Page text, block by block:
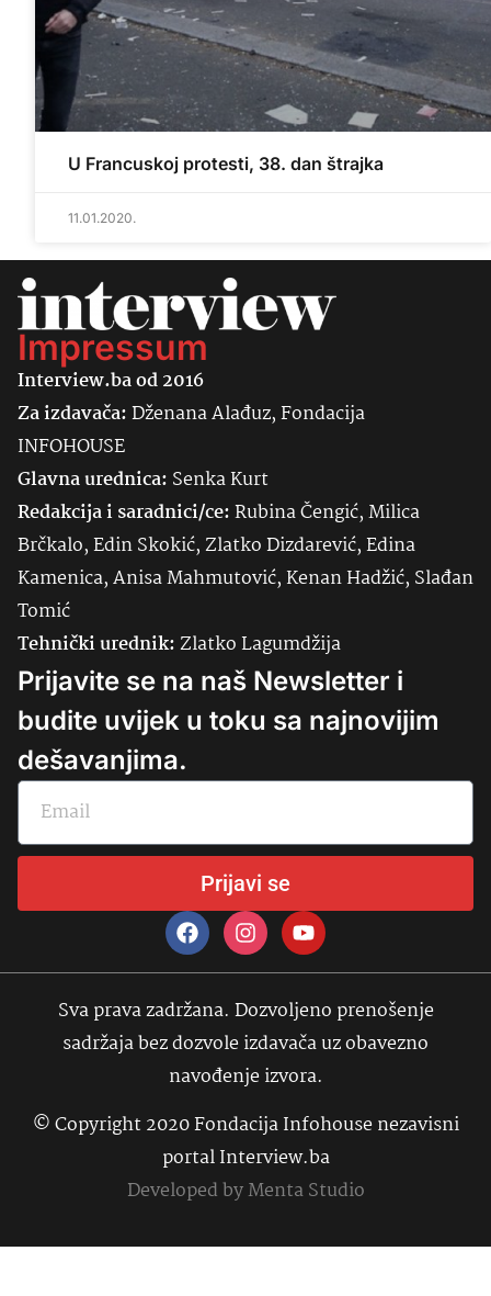
U Francuskoj protesti, 38. dan štrajka
11.01.2020.
Impressum
Interview.ba od 2016
Za izdavača:Dženana Alađuz, Fondacija
INFOHOUSE
Glavna urednica: SenkaKurt
Redakcija i saradnici/ce:Rubina Čengić, Milica
Brčkalo, Edin Skokić, Zlatko Dizdarević, Edina
Kamenica, Anisa Mahmutović, Kenan Hadžić, Slađan
Tomić
Tehnički urednik:Zlatko Lagumdžija
Prijavite se na naš Newsletter i
budite uvijek u toku sa najnovijim
dešavanjima.
Prijavi se
Sva prava zadržana. Dozvoljeno prenošenje
sadržaja bez dozvole izdavača uz obavezno
navođenje izvora.
© Copyright 2020 Fondacija Infohouse nezavisni
portal Interview.ba
Developed byMenta Studio